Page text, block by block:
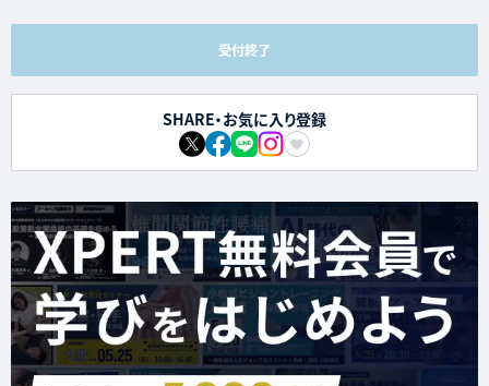
受付終了
SHARE・お気に入り登録